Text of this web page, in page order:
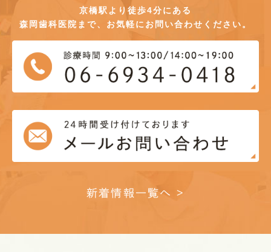
京橋駅より徒歩4分にある
森岡歯科医院まで、お気軽にお問い合わせください。
新着情報一覧へ >